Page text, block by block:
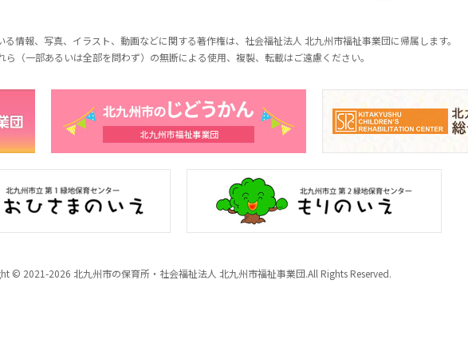
情報、写真、イラスト、動画などに関する著作権は、社会福祉法人 北九州市福祉事業団に帰属します。
ら（一部あるいは全部を問わず）の無断による使用、複製、転載はご遠慮ください。
© 2021-2026 北九州市の保育所・社会福祉法人 北九州市福祉事業団.All Rights Reserved.